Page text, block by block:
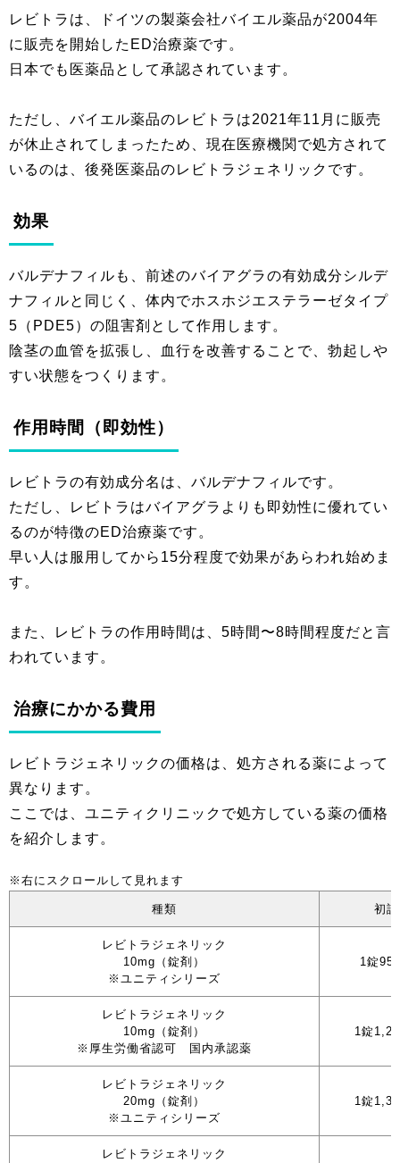
レビトラは、ドイツの製薬会社バイエル薬品が2004年
に販売を開始したED治療薬です。
日本でも医薬品として承認されています。
ただし、バイエル薬品のレビトラは2021年11月に販売
が休止されてしまったため、現在医療機関で処方されて
いるのは、後発医薬品のレビトラジェネリックです。
効果
バルデナフィルも、前述のバイアグラの有効成分シルデ
ナフィルと同じく、体内でホスホジエステラーゼタイプ
5（PDE5）の阻害剤として作用します。
陰茎の血管を拡張し、血行を改善することで、勃起しや
すい状態をつくります。
作用時間（即効性）
レビトラの有効成分名は、バルデナフィルです。
ただし、レビトラはバイアグラよりも即効性に優れてい
るのが特徴のED治療薬です。
早い人は服用してから15分程度で効果があらわれ始めま
す。
また、レビトラの作用時間は、5時間〜8時間程度だと言
われています。
治療にかかる費用
レビトラジェネリックの価格は、処方される薬によって
異なります。
ここでは、ユニティクリニックで処方している薬の価格
を紹介します。
種類 初診
レビトラジェネリック
10mg（錠剤）
※ユニティシリーズ
1錠
レビトラジェネリック
10mg（錠剤）
※厚生労働省認可 国内承認薬
1錠
レビトラジェネリック
20mg（錠剤）
※ユニティシリーズ
1錠
レビトラジェネリック